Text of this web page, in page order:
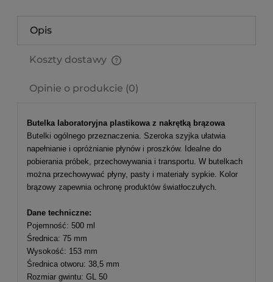
Opis
Koszty dostawy
Opinie o produkcie (0)
Butelka laboratoryjna plastikowa z nakrętką brązowa
Butelki ogólnego przeznaczenia. Szeroka szyjka ułatwia
napełnianie i opróżnianie płynów i proszków. Idealne do
pobierania próbek, przechowywania i transportu. W butelkach
można przechowywać płyny, pasty i materiały sypkie. Kolor
brązowy zapewnia ochronę produktów światłoczułych.
Dane techniczne:
Pojemność: 500 ml
Średnica: 75 mm
Wysokość: 153 mm
Średnica otworu: 38,5 mm
Rozmiar gwintu: GL 50